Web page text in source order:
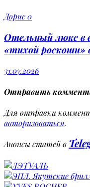
Дорис0
Отельный люкс в
«тихой роскоши»
31.07.2026
Отправить
Для отправки
авторизоваться.
Анонсы статей в